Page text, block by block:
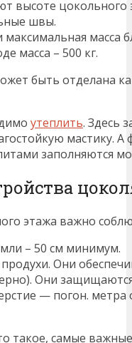
высоте цокольного
швы.
масса
масса – 500 кг.
быть отделана
утеплить. Здесь
мастику.
заполняются
этажа важно
– 50 см минимум.
Они
Они
— погон. метра